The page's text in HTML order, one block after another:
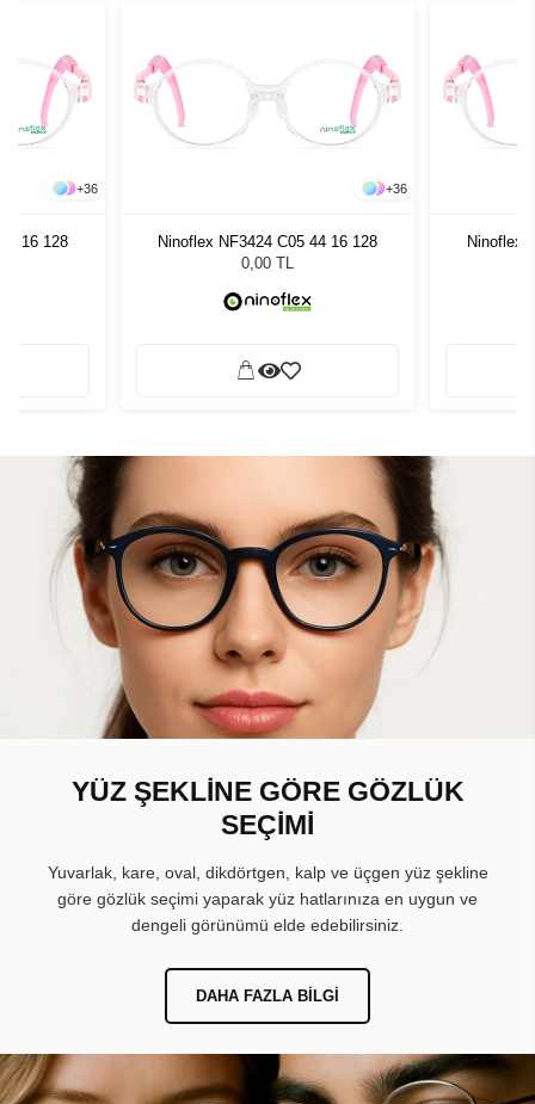
+36
16 128
+36
Ninoflex NF3424 C05 44 16 128
0,00 TL
Ninoflex
YÜZ ŞEKLİNE GÖRE GÖZLÜK
SEÇİMİ
Yuvarlak, kare, oval, dikdörtgen, kalp ve üçgen yüz şekline
göre gözlük seçimi yaparak yüz hatlarınıza en uygun ve
dengeli görünümü elde edebilirsiniz.
DAHA FAZLA BILGI